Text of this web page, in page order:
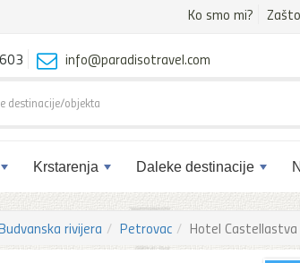
Ko smo mi?
Krstarenja Daleke destinacije
info@paradisotravel.com
rivijera Petrovac Hotel